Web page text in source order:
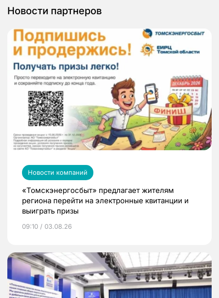
Новости партнеров
Новости компаний
«Томскэнергосбыт» предлагает жителям
региона перейти на электронные квитанции и
выиграть призы
09:10 / 03.08.26